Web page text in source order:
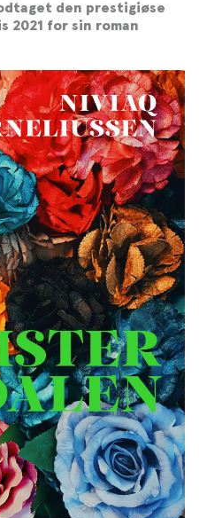
den prestigiøse
2021 for sin roman